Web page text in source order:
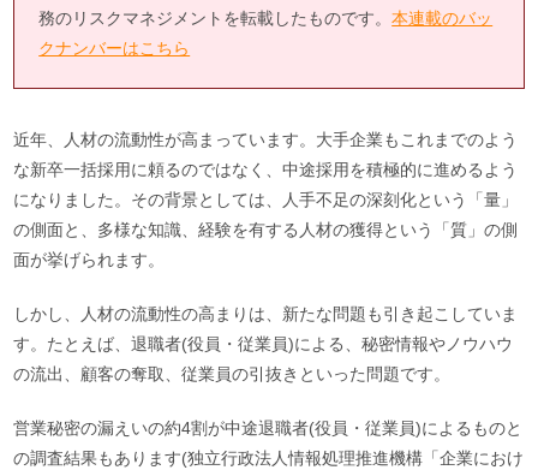
務のリスクマネジメントを転載したものです。本連載のバッ
クナンバーはこちら
近年、人材の流動性が高まっています。大手企業もこれまでのよう
な新卒一括採用に頼るのではなく、中途採用を積極的に進めるよう
になりました。その背景としては、人手不足の深刻化という「量」
の側面と、多様な知識、経験を有する人材の獲得という「質」の側
面が挙げられます。
しかし、人材の流動性の高まりは、新たな問題も引き起こしていま
す。たとえば、退職者(役員・従業員)による、秘密情報やノウハウ
の流出、顧客の奪取、従業員の引抜きといった問題です。
営業秘密の漏えいの約4割が中途退職者(役員・従業員)によるものと
の調査結果もあります(独立行政法人情報処理推進機構「企業におけ